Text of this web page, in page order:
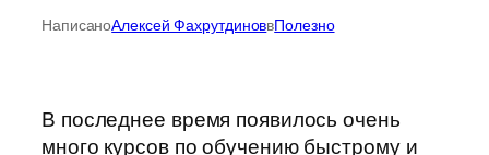
НаписаноАлексей ФахрутдиноввПолезно
В последнее время появилось очень
много курсов по обучению быстрому и